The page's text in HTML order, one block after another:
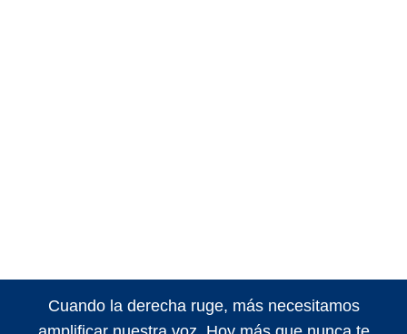
Cuando la derecha ruge, más necesitamos